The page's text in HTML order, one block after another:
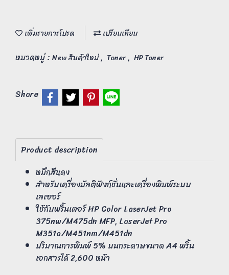
เพิ่มรายการโปรด เปรียบเทียบ
หมวดหมู่ : New สินค้าใหม่, Toner, HP Toner
Share
Product description
หมึกสีแดง
สำหรับเครื่องมัลติฟังก์ชั่นและเครื่องพิมพ์ระบบ
เลเซอร์
ใช้กับพริ้นเตอร์ HP Color LaserJet Pro
375nw/M475dn MFP, LaserJet Pro
M351a/M451nm/M451dn
ปริมาณการพิมพ์ 5% บนกระดาษขนาด A4 พริ้น
เอกสารได้ 2,600 หน้า